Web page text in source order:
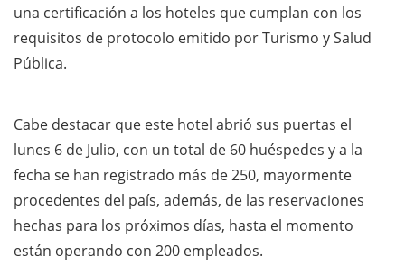
una certificación a los hoteles que cumplan con los
requisitos de protocolo emitido por Turismo y Salud
Pública.
Cabe destacar que este hotel abrió sus puertas el
lunes 6 de Julio, con un total de 60 huéspedes y a la
fecha se han registrado más de 250, mayormente
procedentes del país, además, de las reservaciones
hechas para los próximos días, hasta el momento
están operando con 200 empleados.